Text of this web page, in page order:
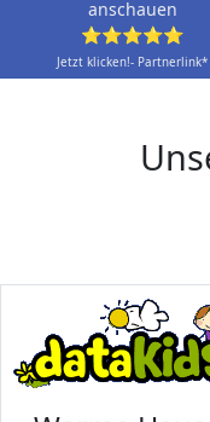
anschauen
⭐⭐⭐⭐⭐
Jetzt klicken!- Partnerlink*